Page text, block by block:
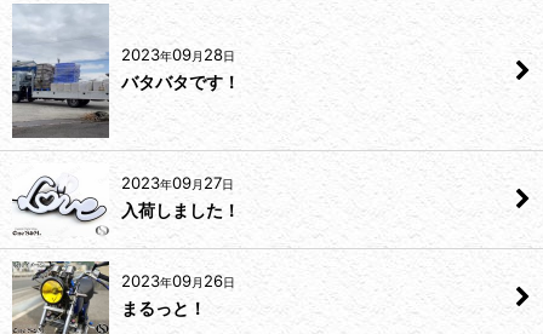
2023年09月 28日
バタバタです！
2023年09月 27日
入荷しました！
2023年09月 26日
まるっと！